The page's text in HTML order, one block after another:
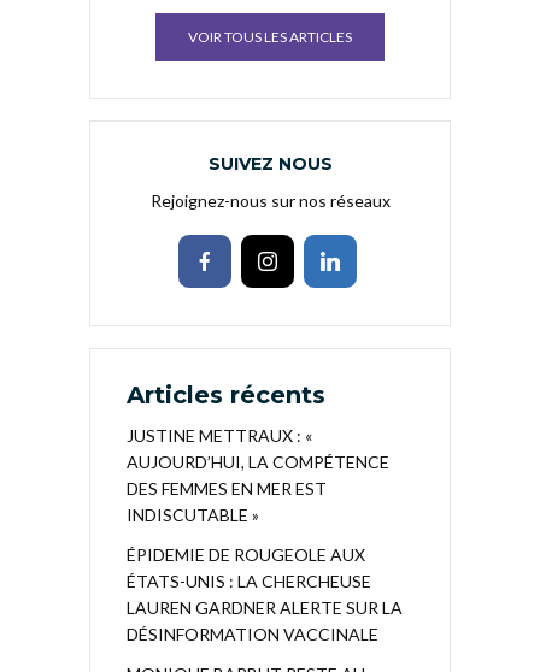
VOIR TOUS LES ARTICLES
SUIVEZ NOUS
Rejoignez-nous sur nos réseaux
Articles récents
JUSTINE METTRAUX : «
AUJOURD’HUI, LA COMPÉTENCE
DES FEMMES EN MER EST
INDISCUTABLE »
ÉPIDEMIE DE ROUGEOLE AUX
ÉTATS-UNIS : LA CHERCHEUSE
LAUREN GARDNER ALERTE SUR LA
DÉSINFORMATION VACCINALE